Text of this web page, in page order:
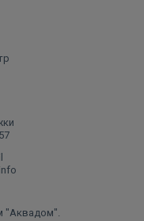
"Аквадом".